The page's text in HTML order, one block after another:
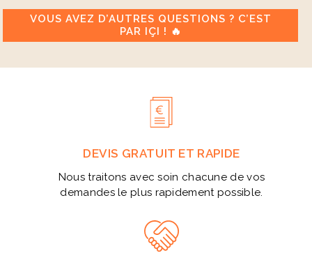
VOUS AVEZ D’AUTRES QUESTIONS ? C’EST
PAR IÇI ! 🔥
DEVIS GRATUIT ET RAPIDE
Nous traitons avec soin chacune de vos
demandes le plus rapidement possible.